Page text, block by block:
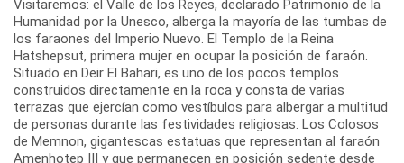
Visitaremos: el Valle de los Reyes, declarado Patrimonio de la
Humanidad por la Unesco, alberga la mayoría de las tumbas de
los faraones del Imperio Nuevo. El Templo de la Reina
Hatshepsut, primera mujer en ocupar la posición de faraón.
Situado en Deir El Bahari, es uno de los pocos templos
construidos directamente en la roca y consta de varias
terrazas que ejercían como vestíbulos para albergar a multitud
de personas durante las festividades religiosas. Los Colosos
de Memnon, gigantescas estatuas que representan al faraón
Amenhotep III y que permanecen en posición sedente desde